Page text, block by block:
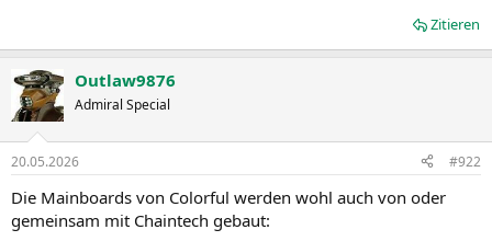
Zitieren
Outlaw9876
Admiral Special
20.05.2026 #922
Die Mainboards von Colorful werden wohl auch von oder
gemeinsam mit Chaintech gebaut: